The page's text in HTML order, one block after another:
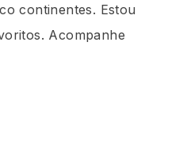
continentes. Estou
Acompanhe